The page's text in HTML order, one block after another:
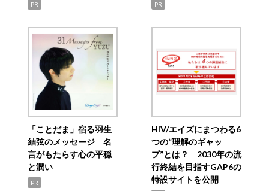
PR PR
「ことだま」宿る羽生
結弦のメッセージ 名
言がもたらす心の平穏
と潤い
PR
HIV/エイズにまつわる6
つの“理解のギャッ
プ”とは？ 2030年の流
行終結を目指すGAP6の
特設サイトを公開